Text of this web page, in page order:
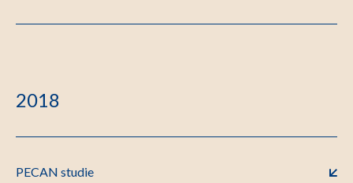
2018
PECAN studie